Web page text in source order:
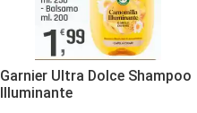
Garnier Ultra Dolce Shampoo
Illuminante